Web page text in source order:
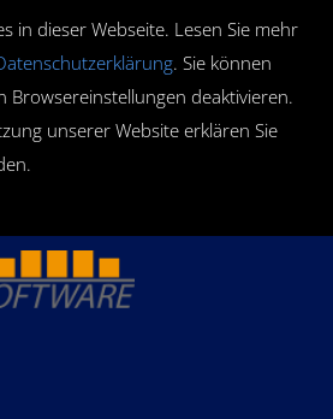
in dieser Webseite. Lesen Sie mehr
. Sie können
Browsereinstellungen deaktivieren.
unserer Website erklären Sie